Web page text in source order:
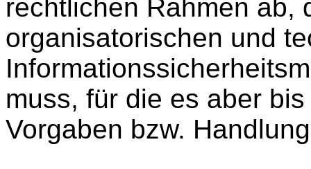
rechtlichen Rahmen ab,
organisatorischen und
muss, für die es aber
Vorgaben bzw.